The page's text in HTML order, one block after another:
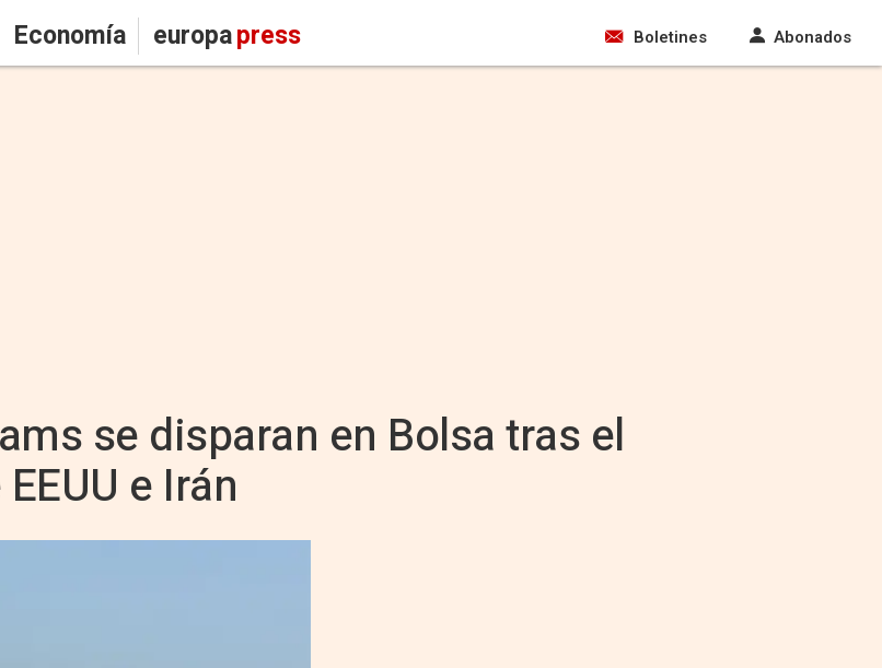
Economía europapress Boletines Abonados
se disparan en Bolsa tras el
e Irán